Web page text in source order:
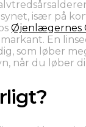
især på
Øjenlægernes
En
som løber
når du løber